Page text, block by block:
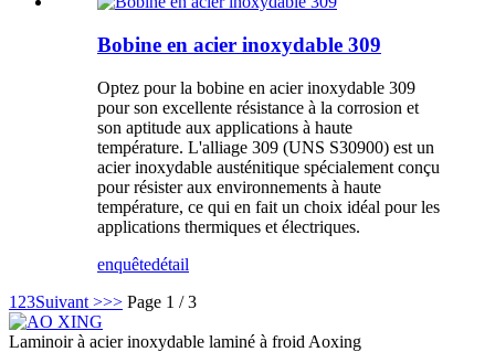
Bobine en acier inoxydable 309
Optez pour la bobine en acier inoxydable 309
pour son excellente résistance à la corrosion et
son aptitude aux applications à haute
température. L'alliage 309 (UNS S30900) est un
acier inoxydable austénitique spécialement conçu
pour résister aux environnements à haute
température, ce qui en fait un choix idéal pour les
applications thermiques et électriques.
enquêtedétail
1 23Suivant >>> Page 1 / 3
Laminoir à acier inoxydable laminé à froid Aoxing